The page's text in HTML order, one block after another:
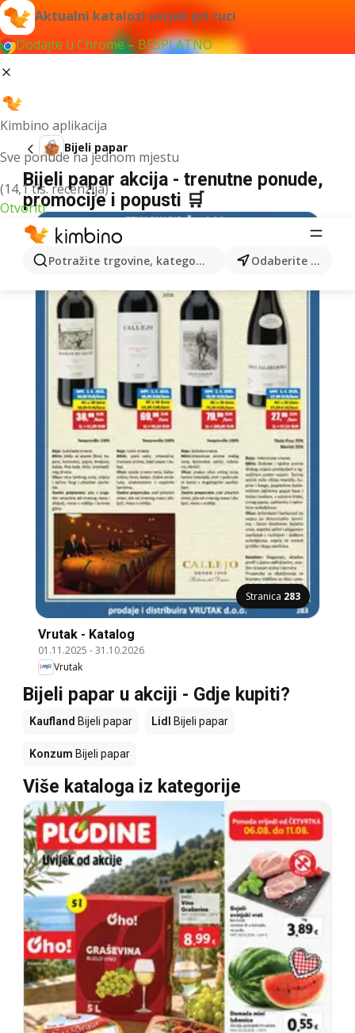
Aktualni katalozi uvijek pri ruci
Dodajte u Chrome – BESPLATNO
Kimbino aplikacija
Sve ponude na jednom mjestu
(14,1 tis. recenzija)
Otvoriti
Potražite trgovine, kategorije, proizvode... Odaberite grad
Bijeli papar
Bijeli papar akcija - trenutne ponude,
promocije i popusti 🛒
Stranica 283
Vrutak - Katalog
01.11.2025 -31.10.2026
Vrutak
Bijeli papar u akciji - Gdje kupiti?
Kaufland Bijeli papar Lidl Bijeli papar
Konzum Bijeli papar
Više kataloga iz kategorije